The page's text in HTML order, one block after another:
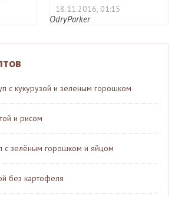
18.11.2016, 01:15
OdryParker
с кукурузой и зеленым горошком
и рисом
с зелёным горошком и яйцом
без картофеля